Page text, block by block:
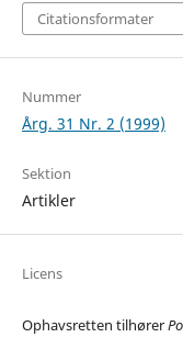
Citationsformater
Nummer
Årg. 31 Nr. 2 (1999)
Sektion
Artikler
Licens
Ophavsretten tilhører